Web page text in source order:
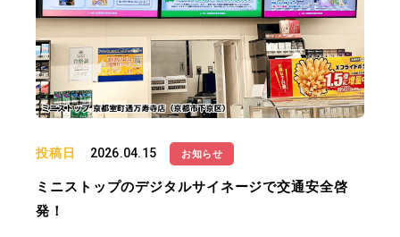
投稿日 2026.04.15 お知らせ
ミニストップのデジタルサイネージで交通安全啓
発！